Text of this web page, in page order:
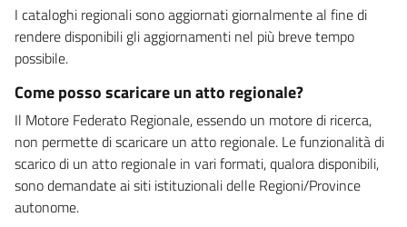
I cataloghi regionali sono aggiornati giornalmente al fine di
rendere disponibili gli aggiornamenti nel più breve tempo
possibile.
Come posso scaricare un atto regionale?
Il Motore Federato Regionale, essendo un motore di ricerca,
non permette di scaricare un atto regionale. Le funzionalità di
scarico di un atto regionale in vari formati, qualora disponibili,
sono demandate ai siti istituzionali delle Regioni/Province
autonome.